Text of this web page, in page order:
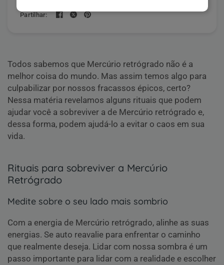
Partilhar:
Todos sabemos que Mercúrio retrógrado não é a
melhor coisa do mundo. Mas assim temos algo para
culpabilizar por nossos fracassos épicos, certo?
Nessa matéria revelamos alguns rituais que podem
ajudar você a sobreviver a de Mercúrio retrógrado e,
dessa forma, podem ajudá-lo a evitar o caos em sua
vida.
Rituais para sobreviver a Mercúrio
Retrógrado
Medite sobre o seu lado mais sombrio
Com a energia de Mercúrio retrógrado, alinhe as suas
energias. Se auto reavalie para enfrentar o caminho
que realmente deseja. Lidar com nossa sombra é um
passo importante para lidar com a realidade e escolher